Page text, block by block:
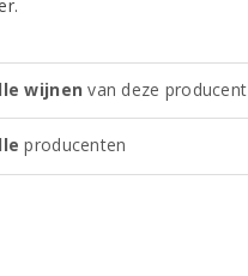
wijnen van deze producent
producenten